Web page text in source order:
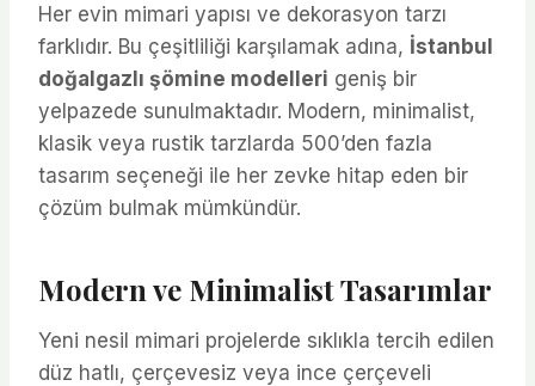
Her evin mimari yapısı ve dekorasyon tarzı
farklıdır. Bu çeşitliliği karşılamak adına, İstanbul
doğalgazlı şömine modelleri geniş bir
yelpazede sunulmaktadır. Modern, minimalist,
klasik veya rustik tarzlarda 500’den fazla
tasarım seçeneği ile her zevke hitap eden bir
çözüm bulmak mümkündür.
Modern ve Minimalist Tasarımlar
Yeni nesil mimari projelerde sıklıkla tercih edilen
düz hatlı, çerçevesiz veya ince çerçeveli